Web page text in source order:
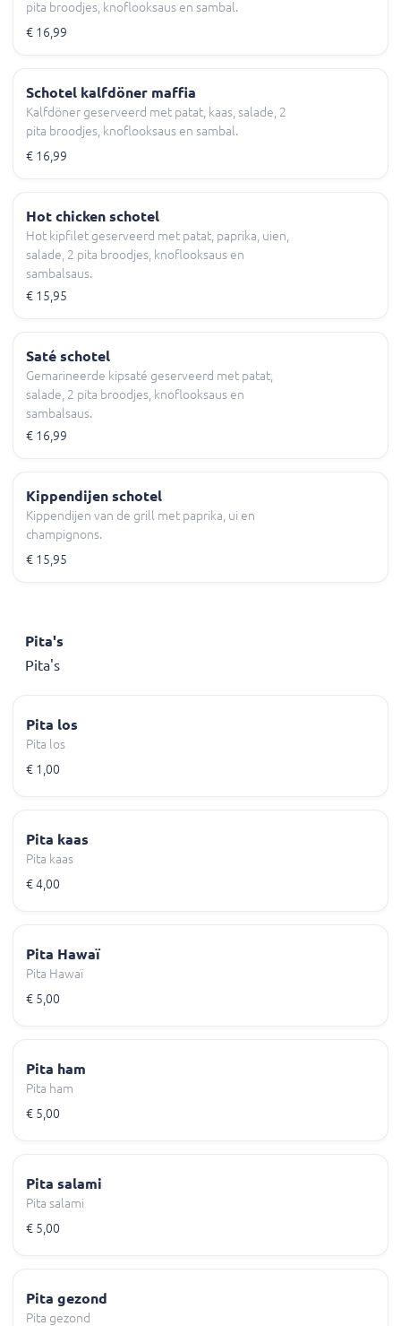
pita broodjes, knoflooksaus en sambal.
€ 16,99
Schotel kalfdöner maffia
Kalfdöner geserveerd met patat, kaas, salade, 2
pita broodjes, knoflooksaus en sambal.
€ 16,99
Hot chicken schotel
Hot kipfilet geserveerd met patat, paprika, uien,
salade, 2 pita broodjes, knoflooksaus en
sambalsaus.
€ 15,95
Saté schotel
Gemarineerde kipsaté geserveerd met patat,
salade, 2 pita broodjes, knoflooksaus en
sambalsaus.
€ 16,99
Kippendijen schotel
Kippendijen van de grill met paprika, ui en
champignons.
€ 15,95
Pita's
Pita's
Pita los
Pita los
€ 1,00
Pita kaas
Pita kaas
€ 4,00
Pita Hawaï
Pita Hawaï
€ 5,00
Pita ham
Pita ham
€ 5,00
Pita salami
Pita salami
€ 5,00
Pita gezond
Pita gezond